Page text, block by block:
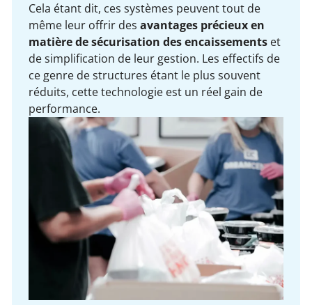
Cela étant dit, ces systèmes peuvent tout de
même leur offrir desavantages précieux en
matière de sécurisation des encaissements et
de simplification de leur gestion. Les effectifs de
ce genre de structures étant le plus souvent
réduits, cette technologie est un réel gain de
performance.